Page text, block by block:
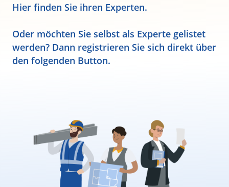
Hier finden Sie ihren Experten.
Oder möchten Sie selbst als Experte gelistet
werden? Dann registrieren Sie sich direkt über
den folgenden Button.